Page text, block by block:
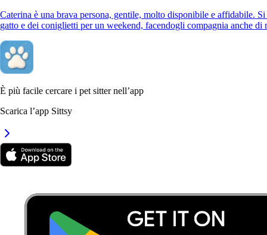
Caterina è una brava persona, gentile, molto disponibile e affidabile.
gatto e dei coniglietti per un weekend, facendogli compagnia anche di
È più facile cercare i pet sitter nell’app
Scarica l’app Sittsy